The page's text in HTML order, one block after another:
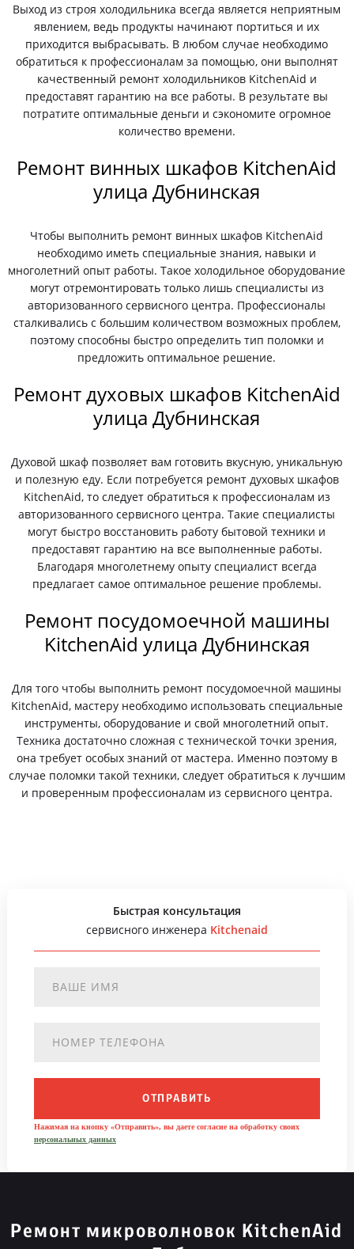
Выход из строя холодильника всегда является неприятным
явлением, ведь продукты начинают портиться и их
приходится выбрасывать. В любом случае необходимо
обратиться к профессионалам за помощью, они выполнят
качественный ремонт холодильников KitchenAid и
предоставят гарантию на все работы. В результате вы
потратите оптимальные деньги и сэкономите огромное
количество времени.
Ремонт винных шкафов KitchenAid
улица Дубнинская
Чтобы выполнить ремонт винных шкафов KitchenAid
необходимо иметь специальные знания, навыки и
многолетний опыт работы. Такое холодильное оборудование
могут отремонтировать только лишь специалисты из
авторизованного сервисного центра. Профессионалы
сталкивались с большим количеством возможных проблем,
поэтому способны быстро определить тип поломки и
предложить оптимальное решение.
Ремонт духовых шкафов KitchenAid
улица Дубнинская
Духовой шкаф позволяет вам готовить вкусную, уникальную
и полезную еду. Если потребуется ремонт духовых шкафов
KitchenAid, то следует обратиться к профессионалам из
авторизованного сервисного центра. Такие специалисты
могут быстро восстановить работу бытовой техники и
предоставят гарантию на все выполненные работы.
Благодаря многолетнему опыту специалист всегда
предлагает самое оптимальное решение проблемы.
Ремонт посудомоечной машины
KitchenAid улица Дубнинская
Для того чтобы выполнить ремонт посудомоечной машины
KitchenAid, мастеру необходимо использовать специальные
инструменты, оборудование и свой многолетний опыт.
Техника достаточно сложная с технической точки зрения,
она требует особых знаний от мастера. Именно поэтому в
случае поломки такой техники, следует обратиться к лучшим
и проверенным профессионалам из сервисного центра.
Быстрая консультация
сервисного инженера Kitchenaid
ОТПРАВИТЬ
Нажимая на кнопку «Отправить», вы даете согласие на обработку своих
персональных данных
Ремонт микроволновок KitchenAid